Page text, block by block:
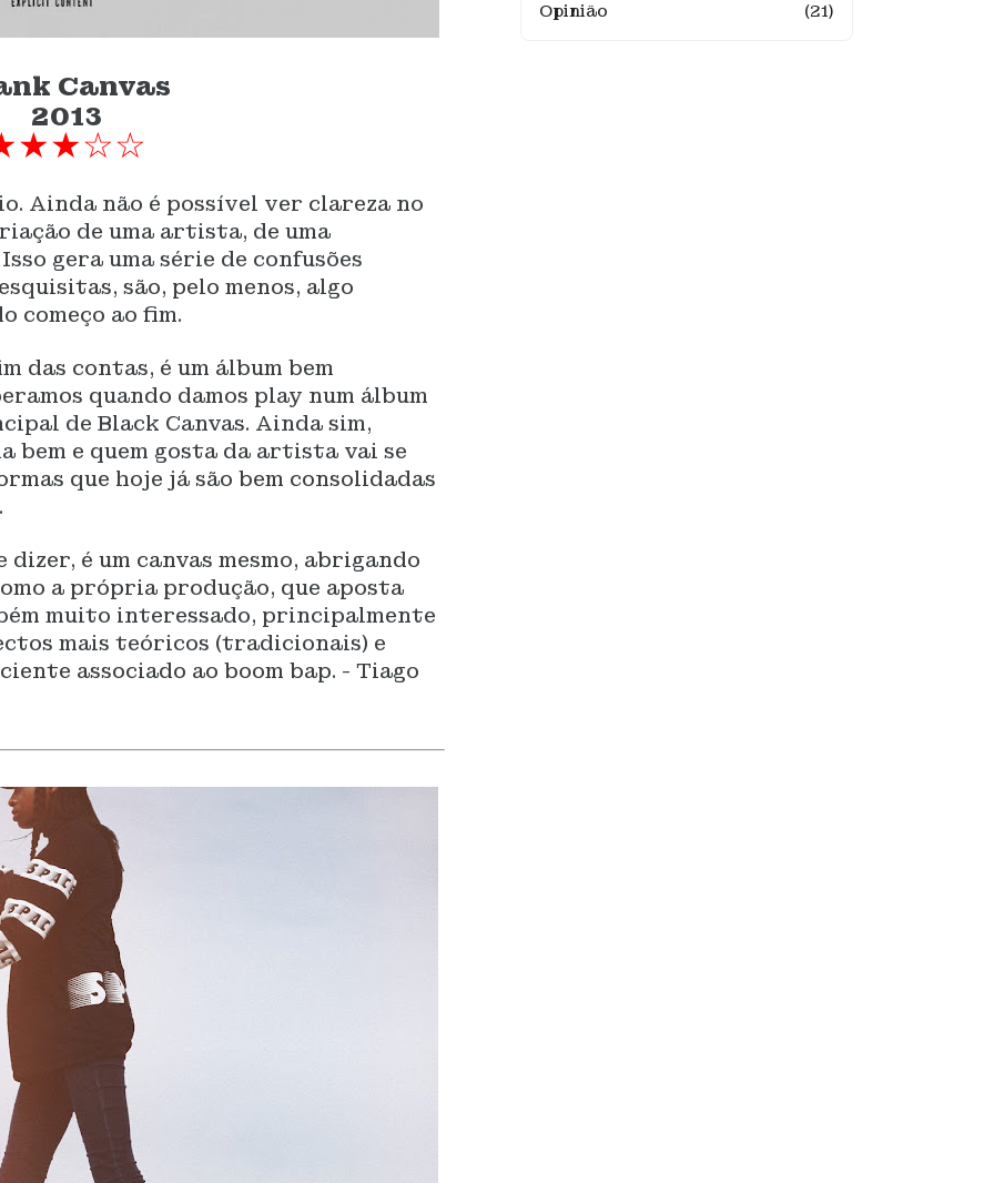
Canvas
2013
Ainda não é possível ver clareza no
de uma artista, de uma
gera uma série de confusões
são, pelo menos, algo
começo ao fim.
das contas, é um álbum bem
quando damos play num álbum
de Black Canvas. Ainda sim,
bem e quem gosta da artista vai se
que hoje já são bem consolidadas
dizer, é um canvas mesmo, abrigando
a própria produção, que aposta
muito interessado, principalmente
mais teóricos (tradicionais) e
associado ao boom bap. - Tiago
Opinião
(21)